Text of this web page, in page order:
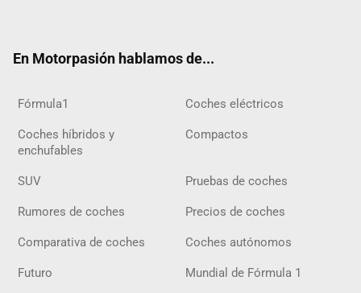
En Motorpasión hablamos de...
Fórmula1 Coches eléctricos
Coches híbridos y
enchufables
Compactos
SUV Pruebas de coches
Rumores de coches Precios de coches
Comparativa de coches Coches autónomos
Futuro Mundial de Fórmula 1